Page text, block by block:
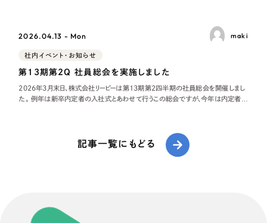
2026.04.13 - Mon maki
社内イベント・お知らせ
第13期第2Q 社員総会を実施しました
2026年3月末日、株式会社リーピーは第13期第2四半期の社員総会を開催しまし
た。 例年は新卒内定者の入社式とあわせて行うこの総会ですが、今年は内定者が
記事一覧にもどる